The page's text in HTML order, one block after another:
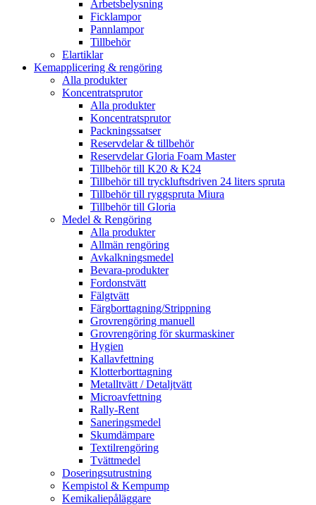
Arbetsbelysning
Ficklampor
Pannlampor
Tillbehör
Elartiklar
Kemapplicering & rengöring
Alla produkter
Koncentratsprutor
Alla produkter
Koncentratsprutor
Packningssatser
Reservdelar & tillbehör
Reservdelar Gloria Foam Master
Tillbehör till K20 & K24
Tillbehör till tryckluftsdriven 24 liters spruta
Tillbehör till ryggspruta Miura
Tillbehör till Gloria
Medel & Rengöring
Alla produkter
Allmän rengöring
Avkalkningsmedel
Bevara-produkter
Fordonstvätt
Fälgtvätt
Färgborttagning/Strippning
Grovrengöring manuell
Grovrengöring för skurmaskiner
Hygien
Kallavfettning
Klotterborttagning
Metalltvätt / Detaljtvätt
Microavfettning
Rally-Rent
Saneringsmedel
Skumdämpare
Textilrengöring
Tvättmedel
Doseringsutrustning
Kempistol & Kempump
Kemikaliepåläggare